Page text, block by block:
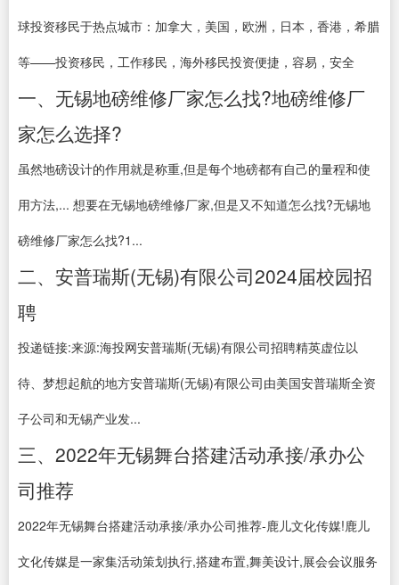
球投资移民于热点城市：加拿大，美国，欧洲，日本，香港，希腊
等——投资移民，工作移民，海外移民投资便捷，容易，安全
一、无锡地磅维修厂家怎么找?地磅维修厂
家怎么选择?
虽然地磅设计的作用就是称重,但是每个地磅都有自己的量程和使
用方法,... 想要在无锡地磅维修厂家,但是又不知道怎么找?无锡地
磅维修厂家怎么找?1...
二、安普瑞斯(无锡)有限公司2024届校园招
聘
投递链接:来源:海投网安普瑞斯(无锡)有限公司招聘精英虚位以
待、梦想起航的地方安普瑞斯(无锡)有限公司由美国安普瑞斯全资
子公司和无锡产业发...
三、2022年无锡舞台搭建活动承接/承办公
司推荐
2022年无锡舞台搭建活动承接/承办公司推荐-鹿儿文化传媒!鹿儿
文化传媒是一家集活动策划执行,搭建布置,舞美设计,展会会议服务